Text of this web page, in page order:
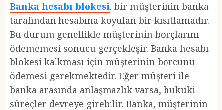
Banka hesabı blokesi, bir müşterinin banka
tarafından hesabına koyulan bir kısıtlamadır.
Bu durum genellikle müşterinin borçlarını
ödememesi sonucu gerçekleşir. Banka hesabı
blokesi kalkması için müşterinin borcunu
ödemesi gerekmektedir. Eğer müşteri ile
banka arasında anlaşmazlık varsa, hukuki
süreçler devreye girebilir. Banka, müşterinin